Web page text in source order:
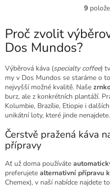
k
9
Proč zvolit
Dos Mundos?
Výběrová káva (specialty coffee)
my v Dos Mundos se staráme o
nejvyšší možné kvalitě. Naše
burz, ale z konkrétních plantáží.
Kolumbie, Brazílie, Etiopie i
unikátní loty, které jinde nenajdete.
Čerstvě pražená káva
přípravy
Ať už doma používáte
preferujete alternativní přípravu
Chemex), v naší nabídce najdete